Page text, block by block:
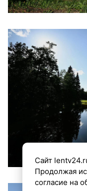
Сайт
Продолжая
согласие на